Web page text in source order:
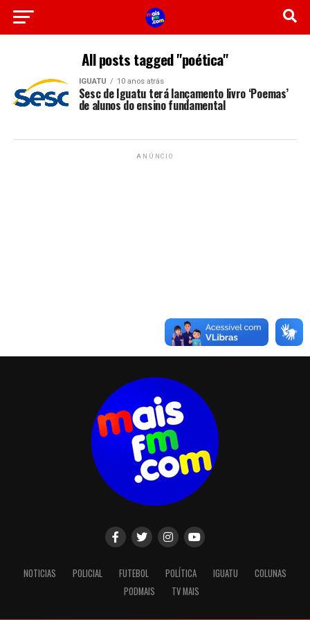
All posts tagged "poética"
IGUATU 10 anos atrás
Sesc de Iguatu terá lançamento livro ‘Poemas’
de alunos do ensino fundamental
ANÚNCIO
NOTICIAS POLICIAL FUTEBOL POLÍTICA IGUATU
COLUNAS
PODMAIS
TV MAIS